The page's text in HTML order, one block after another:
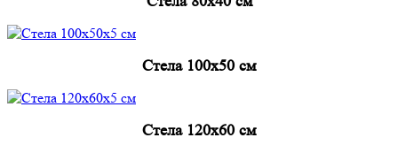
Cтела 100x50 см
Cтела 120x60 см